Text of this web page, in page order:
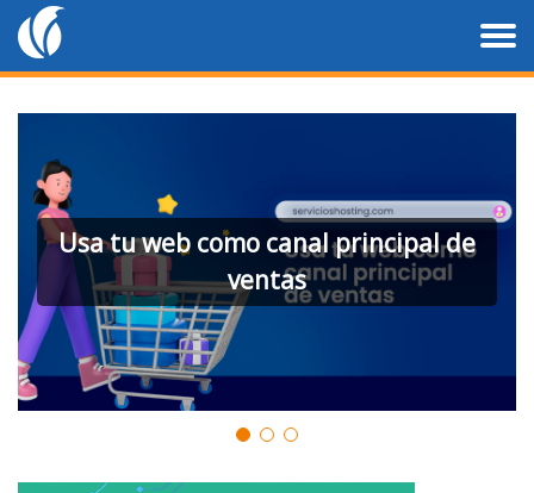
Usa tu web como canal principal de
ventas